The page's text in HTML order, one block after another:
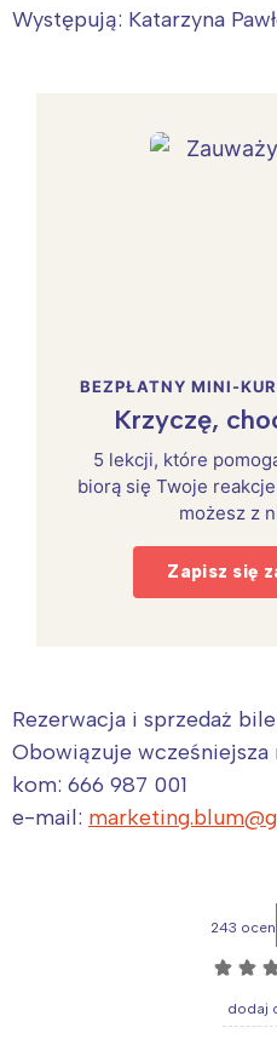
Występują: Katarzyna
BEZPŁATNY MINI-
Krzyczę,
5 lekcji, które
biorą się Twoje
możesz z
Zapisz się
Rezerwacja i sprzedaż
Obowiązuje wcześniejsza
kom: 666 987 001
e-mail:
243 ocen
☆ ☆
dodaj